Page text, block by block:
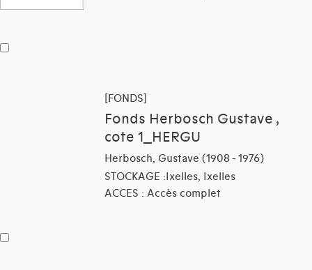
[FONDS]
Fonds Herbosch Gustave ,
cote 1_HERGU
Herbosch, Gustave (1908 - 1976)
STOCKAGE :Ixelles, Ixelles
ACCES : Accès complet